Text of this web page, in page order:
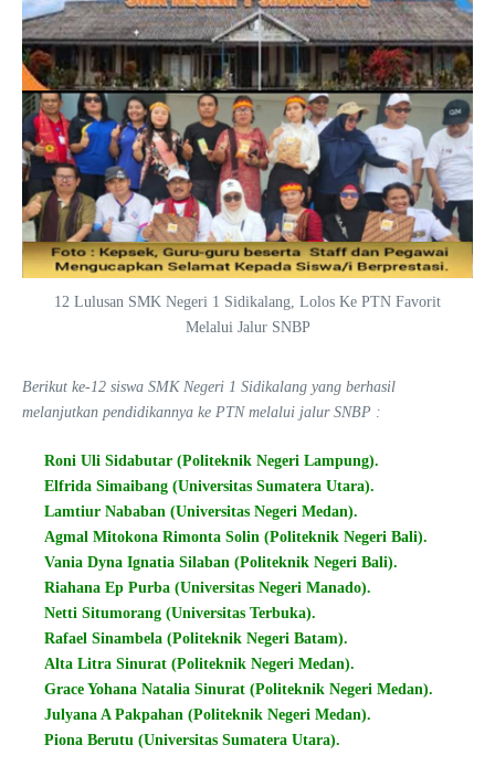
12 Lulusan SMK Negeri 1 Sidikalang, Lolos Ke PTN Favorit
Melalui Jalur SNBP
Berikut ke-12 siswa SMK Negeri 1 Sidikalang yang berhasil
melanjutkan pendidikannya ke PTN melalui jalur SNBP :
Roni Uli Sidabutar (Politeknik Negeri Lampung).
Elfrida Simaibang (Universitas Sumatera Utara).
Lamtiur Nababan (Universitas Negeri Medan).
Agmal Mitokona Rimonta Solin (Politeknik Negeri Bali).
Vania Dyna Ignatia Silaban (Politeknik Negeri Bali).
Riahana Ep Purba (Universitas Negeri Manado).
Netti Situmorang (Universitas Terbuka).
Rafael Sinambela (Politeknik Negeri Batam).
Alta Litra Sinurat (Politeknik Negeri Medan).
Grace Yohana Natalia Sinurat (Politeknik Negeri Medan).
Julyana A Pakpahan (Politeknik Negeri Medan).
Piona Berutu (Universitas Sumatera Utara).